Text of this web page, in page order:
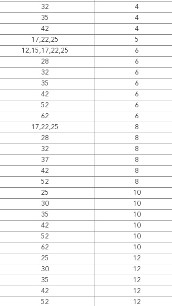
32 4
35 4
42 4
17,22,25 5
12,15,17,22,25 6
28 6
32 6
35 6
42 6
52 6
62 6
17,22,25 8
28 8
32 8
37 8
42 8
52 8
25 10
30 10
35 10
42 10
52 10
62 10
25 12
30 12
35 12
42 12
52 12